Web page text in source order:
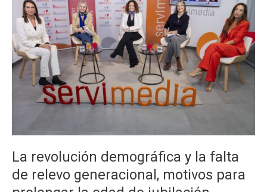
La revolución demográfica y la falta
de relevo generacional, motivos para